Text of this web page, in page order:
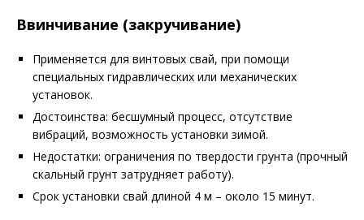
Ввинчивание (закручивание)
Применяется для винтовых свай, при помощи
специальных гидравлических или механических
установок.
Достоинства: бесшумный процесс, отсутствие
вибраций, возможность установки зимой.
Недостатки: ограничения по твердости грунта (прочный
скальный грунт затрудняет работу).
Срок установки свай длиной 4 м – около 15 минут.